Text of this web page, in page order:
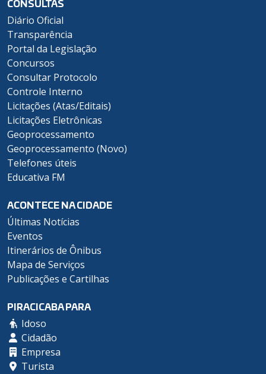
Diário Oficial
Transparência
Portal da Legislação
Concursos
Consultar Protocolo
Controle Interno
Licitações (Atas/Editais)
Licitações Eletrônicas
Geoprocessamento
Geoprocessamento (Novo)
Telefones úteis
Educativa FM
ACONTECE NA CIDADE
Últimas Notícias
Eventos
Itinerários de Ônibus
Mapa de Serviços
Publicações e Cartilhas
PIRACICABA PARA
Idoso
Cidadão
Empresa
Turista